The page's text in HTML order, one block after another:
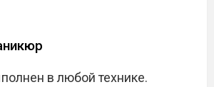
в любой технике.